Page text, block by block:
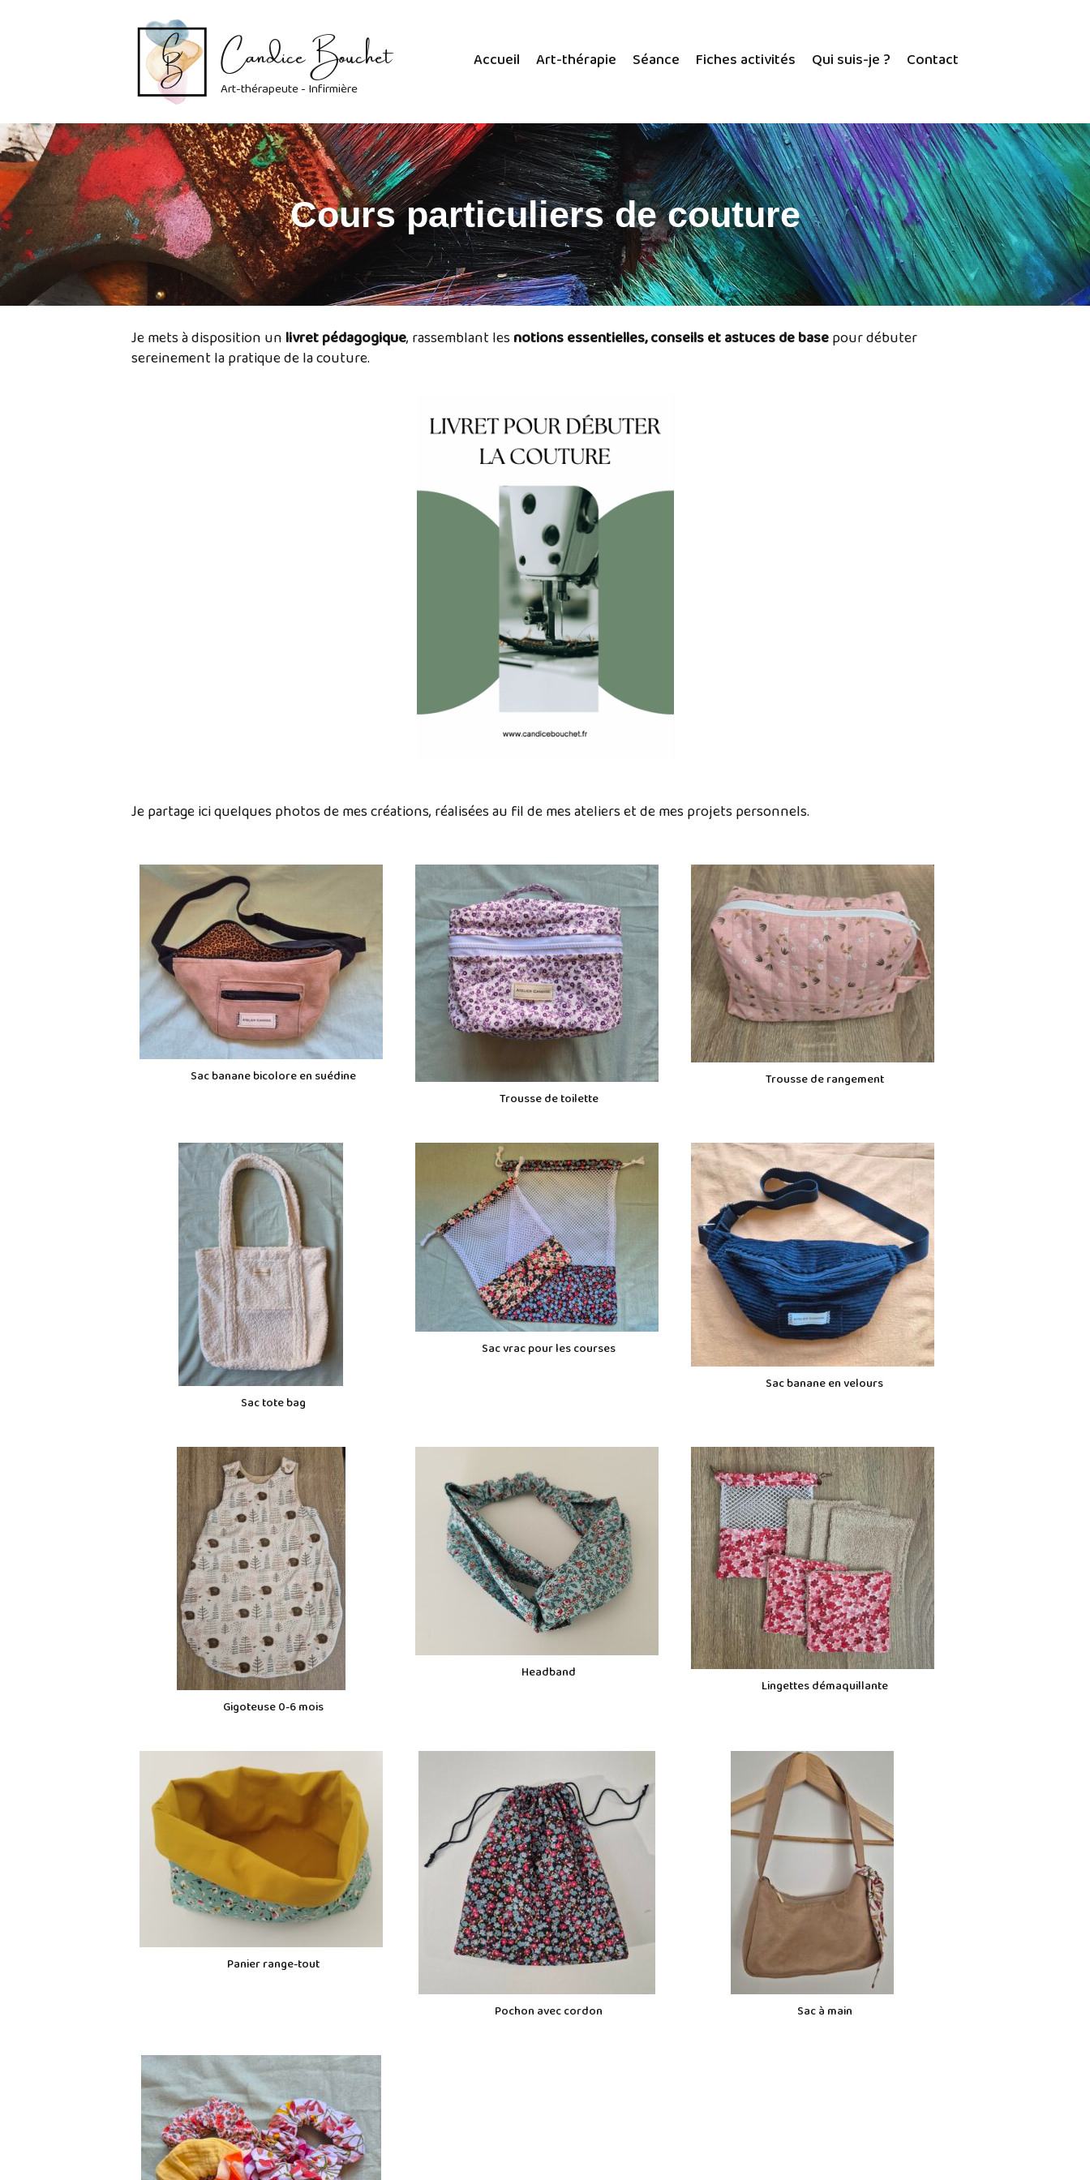
Candice Bouchet
Art-thérapeute - Infirmière
Accueil Art-thérapie Séance Fiches activités Qui suis-je ? Contact
Cours particuliers de couture
Je mets à disposition unlivret pédagogique, rassemblant lesnotions essentielles, conseils et astuces de basepour débuter
sereinement la pratique de la couture.
Je partage ici quelques photos de mes créations, réalisées au fil de mes ateliers et de mes projets personnels.
Sac banane bicolore en suédine
Trousse de toilette
Trousse de rangement
Sac tote bag
Sac vrac pour les courses
Sac banane en velours
Gigoteuse 0-6 mois
Headband
Lingettes démaquillante
Panier range-tout
Pochon avec cordon
Sac à main